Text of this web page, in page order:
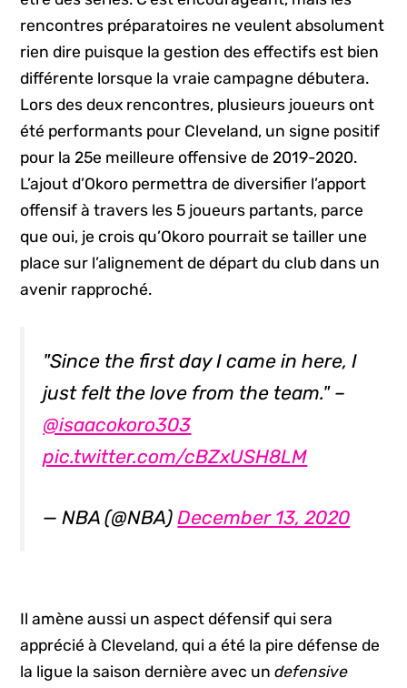
rencontres préparatoires ne veulent absolument
rien dire puisque la gestion des effectifs est bien
différente lorsque la vraie campagne débutera.
Lors des deux rencontres, plusieurs joueurs ont
été performants pour Cleveland, un signe positif
pour la 25e meilleure offensive de 2019-2020.
L’ajout d’Okoro permettra de diversifier l’apport
offensif à travers les 5 joueurs partants, parce
que oui, je crois qu’Okoro pourrait se tailler une
place sur l’alignement de départ du club dans un
avenir rapproché.
"Since the first day I came in here, I
just felt the love from the team." –
@isaacokoro303
pic.twitter.com/cBZxUSH8LM
— NBA (@NBA)December 13, 2020
Il amène aussi un aspect défensif qui sera
apprécié à Cleveland, qui a été la pire défense de
la ligue la saison dernière avec undefensive